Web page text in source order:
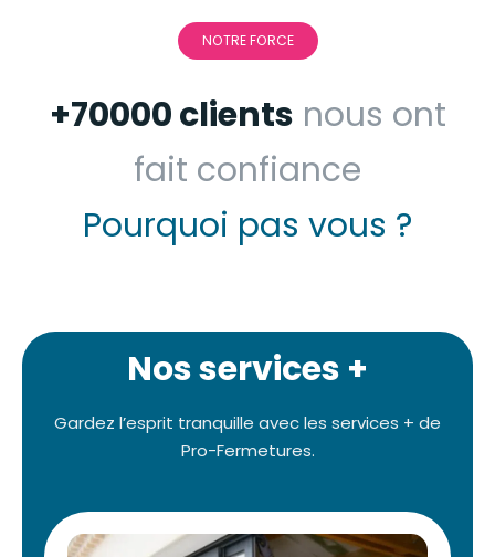
NOTRE FORCE
+70000 clients nous ont
fait confiance
Pourquoi pas vous ?
Nos services +
Gardez l’esprit tranquille avec les services + de
Pro-Fermetures.